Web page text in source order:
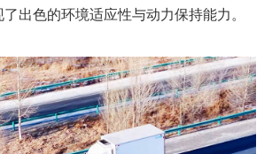
出色的环境适应性与动力保持能力。